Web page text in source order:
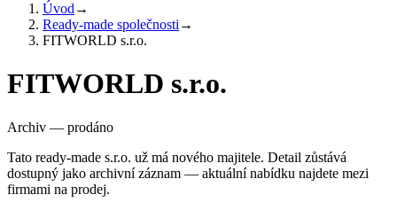
Úvod →
Ready-made společnosti →
FITWORLD s.r.o.
FITWORLD s.r.o.
Archiv — prodáno
Tato ready-made s.r.o. už má nového majitele. Detail zůstává
dostupný jako archivní záznam — aktuální nabídku najdete mezi
firmami na prodej.